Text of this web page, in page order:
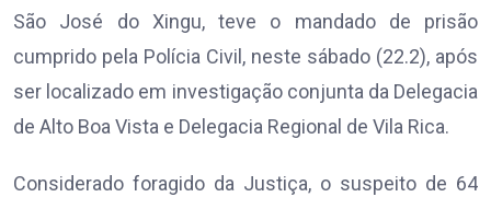
São José do Xingu, teve o mandado de prisão
cumprido pela Polícia Civil, neste sábado (22.2), após
ser localizado em investigação conjunta da Delegacia
de Alto Boa Vista e Delegacia Regional de Vila Rica.
Considerado foragido da Justiça, o suspeito de 64